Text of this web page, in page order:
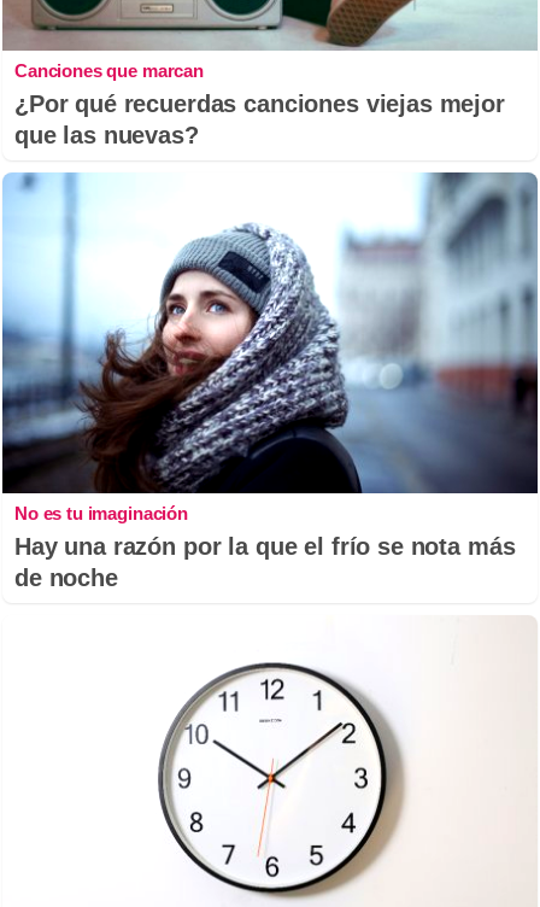
Canciones que marcan
¿Por qué recuerdas canciones viejas mejor
que las nuevas?
No es tu imaginación
Hay una razón por la que el frío se nota más
de noche